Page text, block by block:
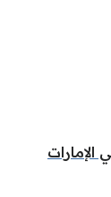
الإمارات